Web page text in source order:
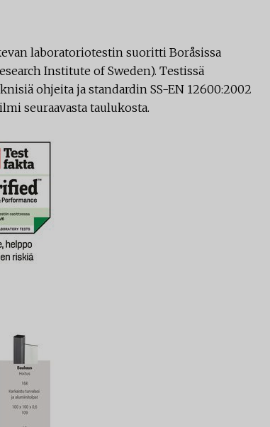
laboratoriotestin suoritti Boråsissa
Institute of Sweden). Testissä
ohjeita ja standardin SS-EN 12600:2002
seuraavasta taulukosta.